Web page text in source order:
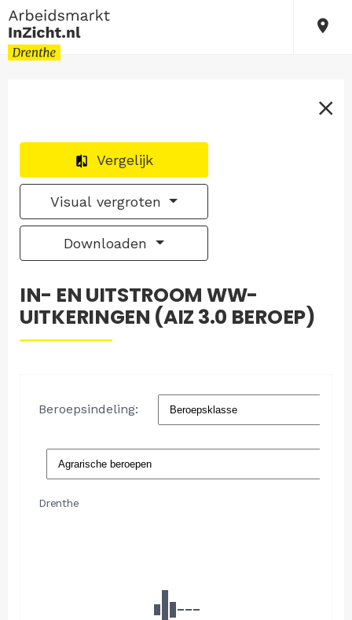
Vergelijk
Visual vergroten
Downloaden
IN- EN UITSTROOM WW-
UITKERINGEN (AIZ 3.0 BEROEP)